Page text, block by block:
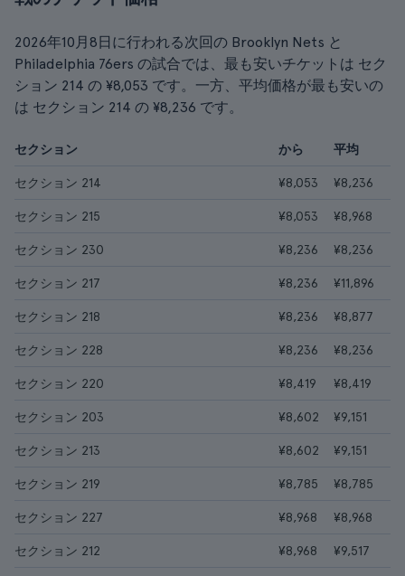
2026年10月8日に行われる次回の Brooklyn Nets と
Philadelphia 76ers の試合では、最も安いチケットは セク
ション 214 の ¥8,053 です。一方、平均価格が最も安いの
は セクション 214 の ¥8,236 です。
セクション から 平均
セクション 214 ¥8,053 ¥8,236
セクション 215 ¥8,053 ¥8,968
セクション 230 ¥8,236 ¥8,236
セクション 217 ¥8,236 ¥11,896
セクション 218 ¥8,236 ¥8,877
セクション 228 ¥8,236 ¥8,236
セクション 220 ¥8,419 ¥8,419
セクション 203 ¥8,602 ¥9,151
セクション 213 ¥8,602 ¥9,151
セクション 219 ¥8,785 ¥8,785
セクション 227 ¥8,968 ¥8,968
セクション 212 ¥8,968 ¥9,517